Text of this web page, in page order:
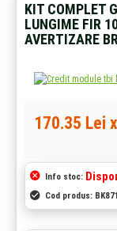
KIT COMPLET
LUNGIME FIR
AVERTIZARE
Info stoc:
Cod produs:
170.35 Lei